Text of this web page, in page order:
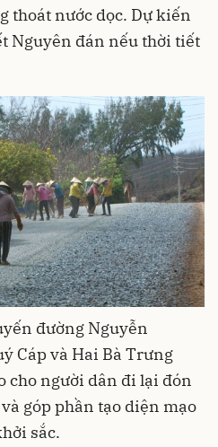
thoát nước dọc. Dự kiến
Nguyên đán nếu thời tiết
đường Nguyễn
Cáp và Hai Bà Trưng
cho người dân đi lại đón
góp phần tạo diện mạo
sắc.